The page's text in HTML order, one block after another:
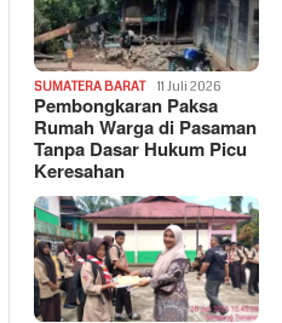
SUMATERA BARAT 11 Juli 2026
Pembongkaran Paksa
Rumah Warga di Pasaman
Tanpa Dasar Hukum Picu
Keresahan